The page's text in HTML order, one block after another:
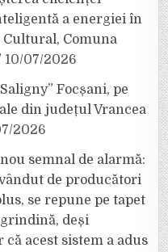
a energiei în
Comuna
10/07/2026
Focșani, pe
din județul Vrancea
2026
semnal de alarmă:
de producători
se repune pe tapet
deși
acest sistem a adus